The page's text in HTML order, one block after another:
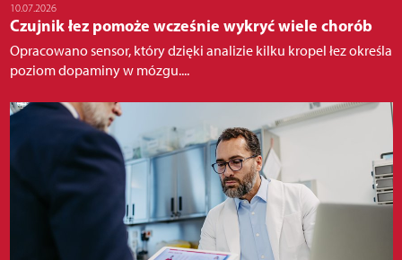
10.07.2026
Czujnik łez pomoże wcześnie wykryć wiele chorób
Opracowano sensor, który dzięki analizie kilku kropel łez określa
poziom dopaminy w mózgu....